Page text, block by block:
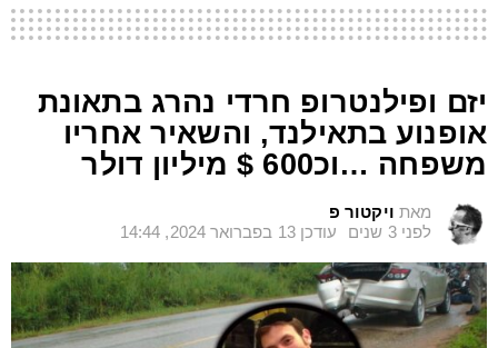
יזם ופילנטרופ חרדי נהרג בתאונת
אופנוע בתאילנד, והשאיר אחריו
משפחה …וכ600 $ מיליון דולר
מאת ויקטור פ
לפני 3 שנים
עודכן13 בפברואר 2024, 14:44